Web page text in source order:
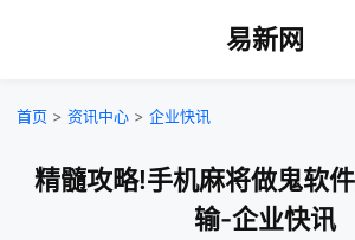
易新网
首页 > 资讯中心 > 企业快讯
精髓攻略!手机麻将做鬼软
输-企业快讯